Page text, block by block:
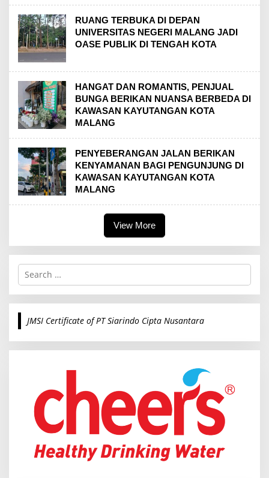
RUANG TERBUKA DI DEPAN
UNIVERSITAS NEGERI MALANG JADI
OASE PUBLIK DI TENGAH KOTA
HANGAT DAN ROMANTIS, PENJUAL
BUNGA BERIKAN NUANSA BERBEDA DI
KAWASAN KAYUTANGAN KOTA
MALANG
PENYEBERANGAN JALAN BERIKAN
KENYAMANAN BAGI PENGUNJUNG DI
KAWASAN KAYUTANGAN KOTA
MALANG
View More
S
r
c
o
JMSI Certificate of PT Siarindo Cipta Nusantara